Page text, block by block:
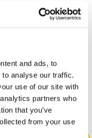
and ads, to
analyse our traffic.
use of our site with
partners who
that you’ve
from your use
Health & Safety -
certificate - ENG